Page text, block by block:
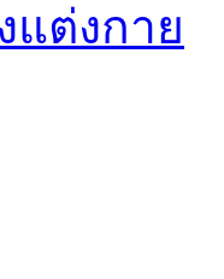
แต่งกาย